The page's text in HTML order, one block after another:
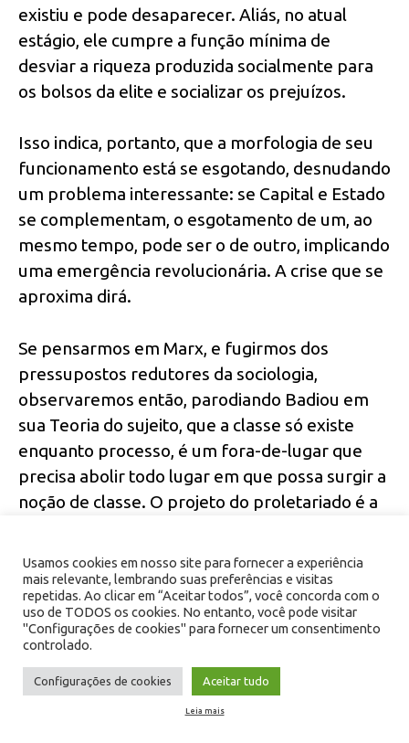
existiu e pode desaparecer. Aliás, no atual
estágio, ele cumpre a função mínima de
desviar a riqueza produzida socialmente para
os bolsos da elite e socializar os prejuízos.
Isso indica, portanto, que a morfologia de seu
funcionamento está se esgotando, desnudando
um problema interessante: se Capital e Estado
se complementam, o esgotamento de um, ao
mesmo tempo, pode ser o de outro, implicando
uma emergência revolucionária. A crise que se
aproxima dirá.
Se pensarmos em Marx, e fugirmos dos
pressupostos redutores da sociologia,
observaremos então, parodiando Badiou em
sua Teoria do sujeito, que a classe só existe
enquanto processo, é um fora-de-lugar que
precisa abolir todo lugar em que possa surgir a
noção de classe. O projeto do proletariado é a
Desaparecimento que tornará as diferenças
indiferentes e, portanto, passíveis de se
desenvolverem livremente. O lugar deve ser
implodido pelo fora-de-lugar, não para a
manutenção do lugar, mas pela criação efetiva
de um não-lugar em que a multiplicidade seja
regra geral e a partilha do comum seja efetiva.
Usamos cookies em nosso site para fornecer a experiência
mais relevante, lembrando suas preferências e visitas
repetidas. Ao clicar em “Aceitar todos”, você concorda com o
uso de TODOS os cookies. No entanto, você pode visitar
"Configurações de cookies" para fornecer um consentimento
controlado.
Configurações de cookies Aceitar tudo
Leia mais